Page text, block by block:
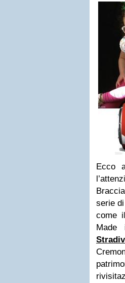
Ecco
serie
come